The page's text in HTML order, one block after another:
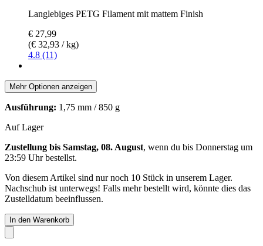
Langlebiges PETG Filament mit mattem Finish
€ 27,99
(€ 32,93 / kg)
4.8 (11)
Mehr Optionen anzeigen
Ausführung: 1,75 mm / 850 g
Auf Lager
Zustellung bis Samstag, 08. August, wenn du bis Donnerstag um
23:59 Uhrbestellst.
Von diesem Artikel sind nur noch 10 Stück in unserem Lager.
Nachschub ist unterwegs! Falls mehr bestellt wird, könnte dies das
Zustelldatum beeinflussen.
In den Warenkorb